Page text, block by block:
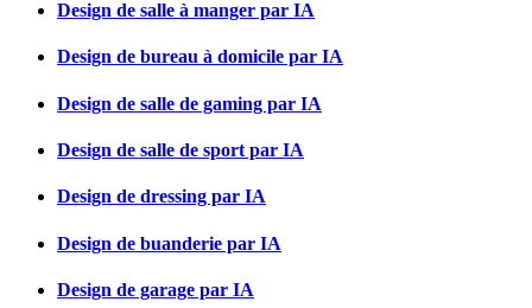
Design de salle à manger par IA
Design de bureau à domicile par IA
Design de salle de gaming par IA
Design de salle de sport par IA
Design de dressing par IA
Design de buanderie par IA
Design de garage par IA